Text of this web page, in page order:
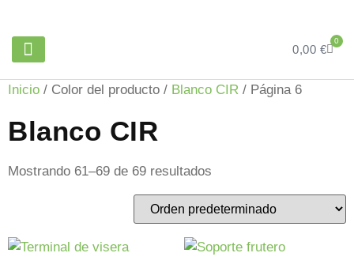
0,00 €
0
Inicio / Color del producto / Blanco CIR / Página 6
Blanco CIR
Mostrando 61–69 de 69 resultados